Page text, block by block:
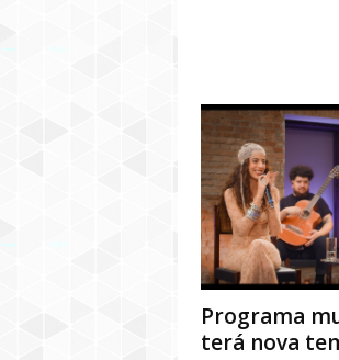
Programa
terá nova